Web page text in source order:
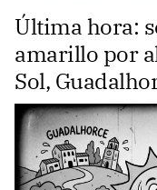
Última hora:
amarillo por
Sol,